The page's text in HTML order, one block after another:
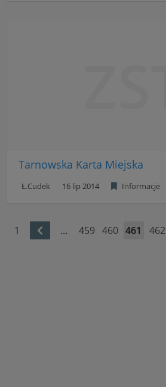
Tarnowska Karta Miejska
Ł.Cudek 16 lip 2014 Informacje
1 ... 459 460 461 462